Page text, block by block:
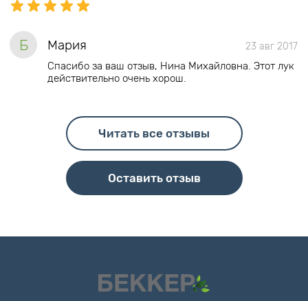
Б Мария 23 авг 2017
Спасибо за ваш отзыв, Нина Михайловна. Этот лук
действительно очень хорош.
Читать все отзывы
Оставить отзыв